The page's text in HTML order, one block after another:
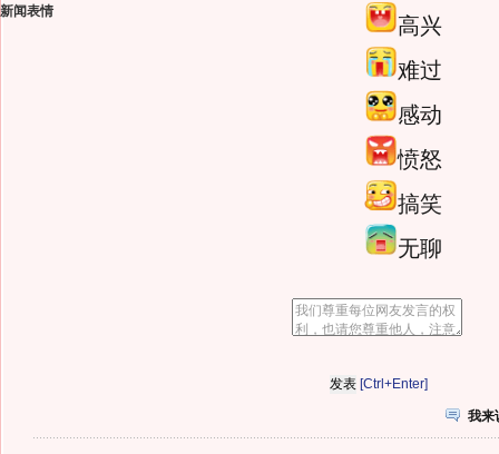
新闻表情
高兴
难过
感动
愤怒
搞笑
无聊
[Ctrl+Enter]
我来